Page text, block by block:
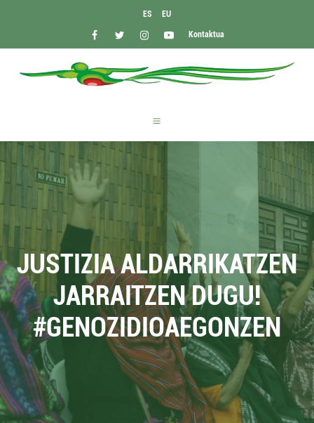
ES EU
Kontaktua
JUSTIZIA ALDARRIKATZEN
JARRAITZEN DUGU!
#GENOZIDIOAEGONZEN